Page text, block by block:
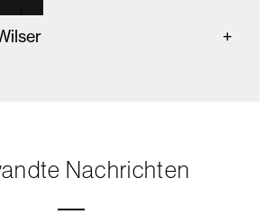
Nachrichten